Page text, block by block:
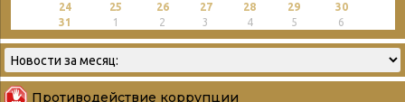
24 25 26 27 28 29
30
31
1 2 3 4 5 6
Противодействие коррупции